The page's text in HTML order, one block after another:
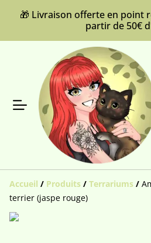
🎁 Livraison offerte en point
partir de 50€
Accueil / Produits / Terrariums /
terrier (jaspe rouge)